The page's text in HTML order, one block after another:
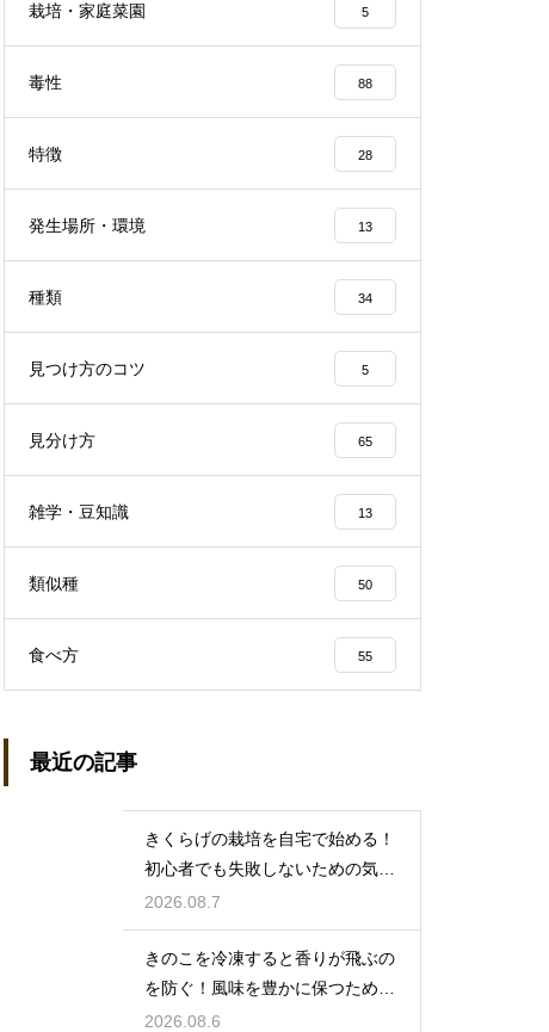
栽培・家庭菜園 5
毒性 88
特徴 28
発生場所・環境 13
種類 34
見つけ方のコツ 5
見分け方 65
雑学・豆知識 13
類似種 50
食べ方 55
最近の記事
きくらげの栽培を自宅で始める！
初心者でも失敗しないための気に
なる難易度
2026.08.7
きのこを冷凍すると香りが飛ぶの
を防ぐ！風味を豊かに保つための
確実な対策
2026.08.6